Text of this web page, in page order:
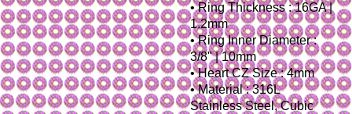
• Ring Thickness : 16GA |
1.2mm
• Ring Inner Diameter :
3/8" | 10mm
• Heart CZ Size : 4mm
• Material : 316L
Stainless Steel, Cubic